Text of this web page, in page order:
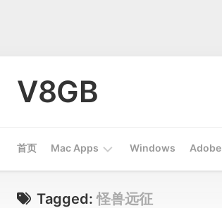
V8GB
首页 Mac Apps
Apps
Windows Adobe
Tagged:怪兽远征